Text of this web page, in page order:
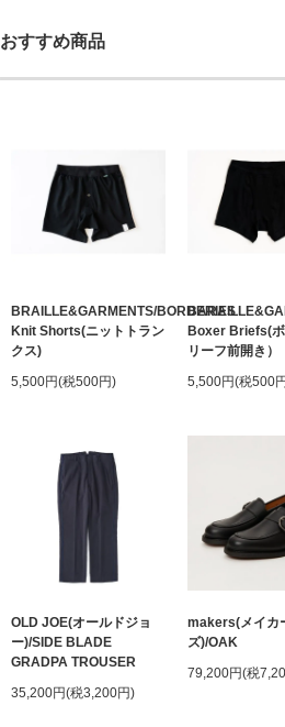
おすすめ商品
BRAILLE&GARMENTS/BORDERIES
Knit Shorts(ニットトラン
クス)
5,500円(税500円)
Boxer Briefs(
リーフ前開き）
5,500円(税500
OLD JOE(オールドジョ
ー)/SIDE BLADE
GRADPA TROUSER
35,200円(税3,200円)
makers(メイカ
ズ)/OAK
79,200円(税